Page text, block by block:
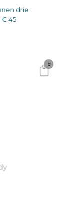
drie
€ 45
0